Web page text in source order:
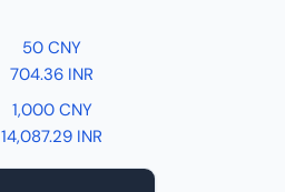
50 CNY
704.36 INR
1,000 CNY
14,087.29 INR